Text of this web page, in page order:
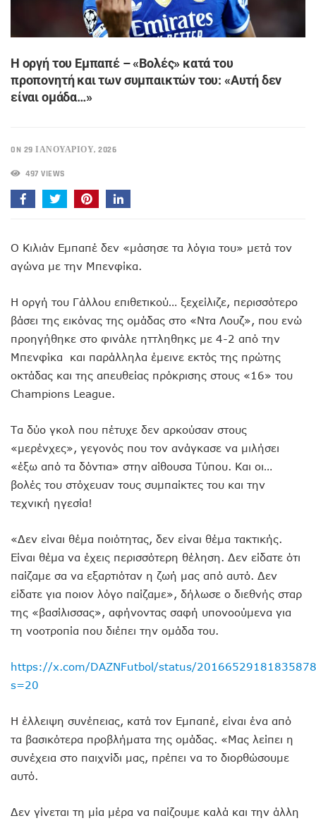
Η οργή του Εμπαπέ – «Βολές» κατά του
προπονητή και των συμπαικτών του: «Αυτή δεν
είναι ομάδα…»
ON 29 ΙΑΝΟΥΑΡΊΟΥ, 2026
497 VIEWS
Ο Κιλιάν Εμπαπέ δεν «μάσησε τα λόγια του» μετά τον
αγώνα με την Μπενφίκα.
Η οργή του Γάλλου επιθετικού… ξεχείλιζε, περισσότερο
βάσει της εικόνας της ομάδας στο «Ντα Λουζ», που ενώ
προηγήθηκε στο φινάλε ηττληθηκς με 4-2 από την
Μπενφίκα και παράλληλα έμεινε εκτός της πρώτης
οκτάδας και της απευθείας πρόκρισης στους «16» του
Champions League.
Τα δύο γκολ που πέτυχε δεν αρκούσαν στους
«μερένχες», γεγονός που τον ανάγκασε να μιλήσει
«έξω από τα δόντια» στην αίθουσα Τύπου. Και οι…
βολές του στόχευαν τους συμπαίκτες του και την
τεχνική ηγεσία!
«Δεν είναι θέμα ποιότητας, δεν είναι θέμα τακτικής.
Είναι θέμα να έχεις περισσότερη θέληση. Δεν είδατε ότι
παίζαμε σα να εξαρτιόταν η ζωή μας από αυτό. Δεν
είδατε για ποιον λόγο παίζαμε», δήλωσε ο διεθνής σταρ
της «βασίλισσας», αφήνοντας σαφή υπονοούμενα για
τη νοοτροπία που διέπει την ομάδα του.
https://x.com/DAZNFutbol/status/
s=20
Η έλλειψη συνέπειας, κατά τον Εμπαπέ, είναι ένα από
τα βασικότερα προβλήματα της ομάδας. «Μας λείπει η
συνέχεια στο παιχνίδι μας, πρέπει να το διορθώσουμε
αυτό.
Δεν γίνεται τη μία μέρα να παίζουμε καλά και την άλλη